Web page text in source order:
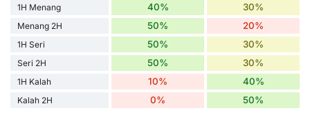
1H Menang 40% 30%
Menang 2H 50% 20%
1H Seri 50% 30%
Seri 2H 50% 30%
1H Kalah 10% 40%
Kalah 2H 0% 50%